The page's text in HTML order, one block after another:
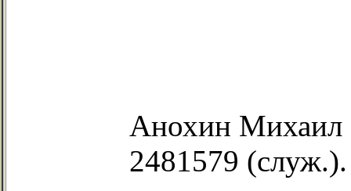
Анохин Михаил
2481579 (служ.).